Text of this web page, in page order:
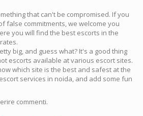
that can't be compromised. If you
false commitments, we welcome you
you will find the best escorts in the
big, and guess what? It's a good thing
escorts available at various escort sites.
which site is the best and safest at the
services in noida, and add some fun
commenti.